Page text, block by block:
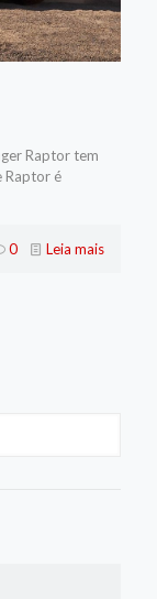
Raptor tem
Raptor é
0 Leia mais